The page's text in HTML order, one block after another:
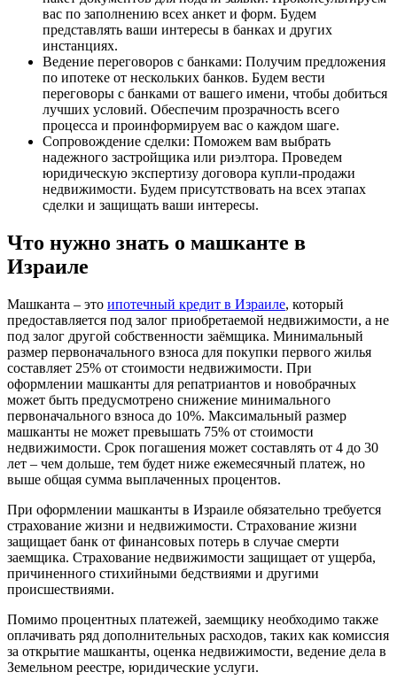
вас по заполнению всех анкет и форм. Будем
представлять ваши интересы в банках и других
инстанциях.
Ведение переговоров с банками: Получим предложения
по ипотеке от нескольких банков. Будем вести
переговоры с банками от вашего имени, чтобы добиться
лучших условий. Обеспечим прозрачность всего
процесса и проинформируем вас о каждом шаге.
Сопровождение сделки: Поможем вам выбрать
надежного застройщика или риэлтора. Проведем
юридическую экспертизу договора купли-продажи
недвижимости. Будем присутствовать на всех этапах
сделки и защищать ваши интересы.
Что нужно знать о машканте в
Израиле
Машканта – это ипотечный кредит в Израиле, который
предоставляется под залог приобретаемой недвижимости, а не
под залог другой собственности заёмщика. Минимальный
размер первоначального взноса для покупки первого жилья
составляет 25% от стоимости недвижимости. При
оформлении машканты для репатриантов и новобрачных
может быть предусмотрено снижение минимального
первоначального взноса до 10%. Максимальный размер
машканты не может превышать 75% от стоимости
недвижимости. Срок погашения может составлять от 4 до 30
лет – чем дольше, тем будет ниже ежемесячный платеж, но
выше общая сумма выплаченных процентов.
При оформлении машканты в Израиле обязательно требуется
страхование жизни и недвижимости. Страхование жизни
защищает банк от финансовых потерь в случае смерти
заемщика. Страхование недвижимости защищает от ущерба,
причиненного стихийными бедствиями и другими
происшествиями.
Помимо процентных платежей, заемщику необходимо также
оплачивать ряд дополнительных расходов, таких как комиссия
за открытие машканты, оценка недвижимости, ведение дела в
Земельном реестре, юридические услуги.